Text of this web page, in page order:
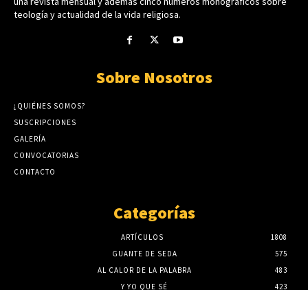
teología y actualidad de la vida religiosa.
Sobre Nosotros
¿QUIÉNES SOMOS?
SUSCRIPCIONES
GALERÍA
CONVOCATORIAS
CONTACTO
Categorías
ARTÍCULOS
1808
GUANTE DE SEDA
575
AL CALOR DE LA PALABRA
483
Y YO QUE SÉ
423